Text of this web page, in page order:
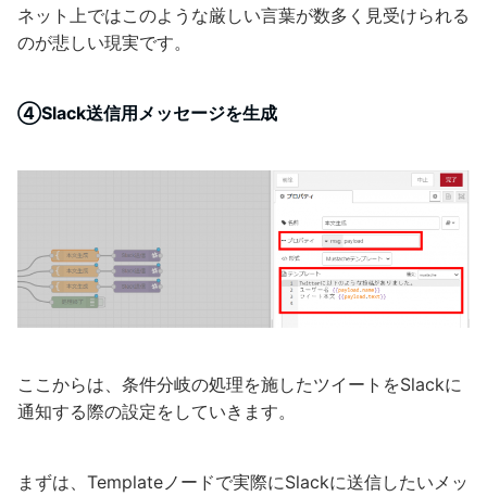
ネット上ではこのような厳しい言葉が数多く見受けられる
のが悲しい現実です。
④Slack送信用メッセージを生成
ここからは、条件分岐の処理を施したツイートをSlackに
通知する際の設定をしていきます。
まずは、Templateノードで実際にSlackに送信したいメッ